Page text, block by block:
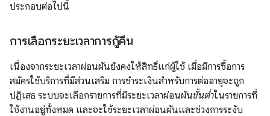
ประกอบต่อไปนี้
การเลือกระยะเวลาการกู้คืน
เนื่องจากระยะเวลาผ่อนผันยังคงให้สิทธิ์แก่ผู้ใช้ เมื่อมีการซื้อการ
สมัครใช้บริการที่มีส่วนเสริม การชำระเงินสำหรับการต่ออายุจะถูก
ปฏิเสธ ระบบจะเลือกรายการที่มีระยะเวลาผ่อนผันขั้นต่ำในรายการที่
ใช้งานอยู่ทั้งหมด และจะใช้ระยะเวลาผ่อนผันและช่วงการระงับ